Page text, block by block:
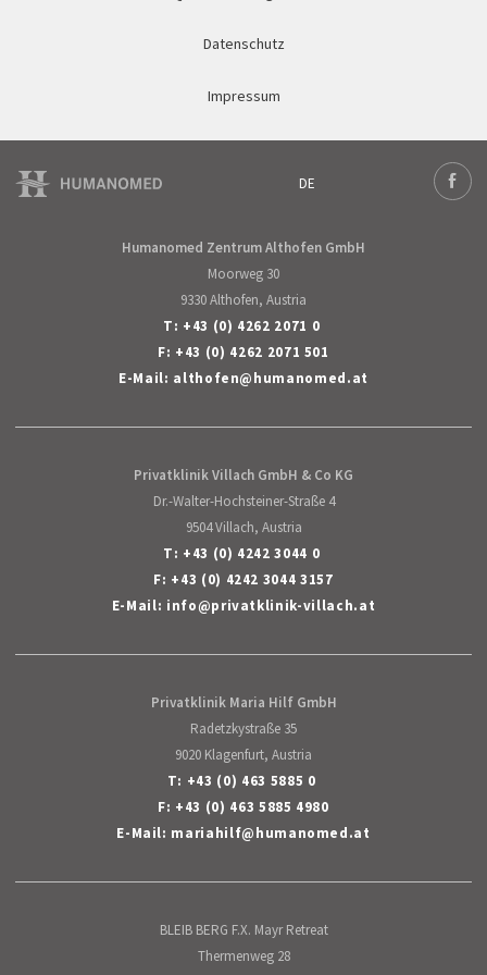
Datenschutz
Impressum
DE
Deutsch
Humanomed Zentrum Althofen GmbH
Moorweg 30
9330 Althofen, Austria
T: +43 (0) 4262 2071 0
F: +43 (0) 4262 2071 501
E-Mail: althofen@humanomed.at
Privatklinik Villach GmbH & Co KG
Dr.-Walter-Hochsteiner-Straße 4
9504 Villach, Austria
T: +43 (0) 4242 3044 0
F: +43 (0) 4242 3044 3157
E-Mail: info@privatklinik-villach.at
Privatklinik Maria Hilf GmbH
Radetzkystraße 35
9020 Klagenfurt, Austria
T: +43 (0) 463 5885 0
F: +43 (0) 463 5885 4980
E-Mail: mariahilf@humanomed.at
BLEIB BERG F.X. Mayr Retreat
Thermenweg 28